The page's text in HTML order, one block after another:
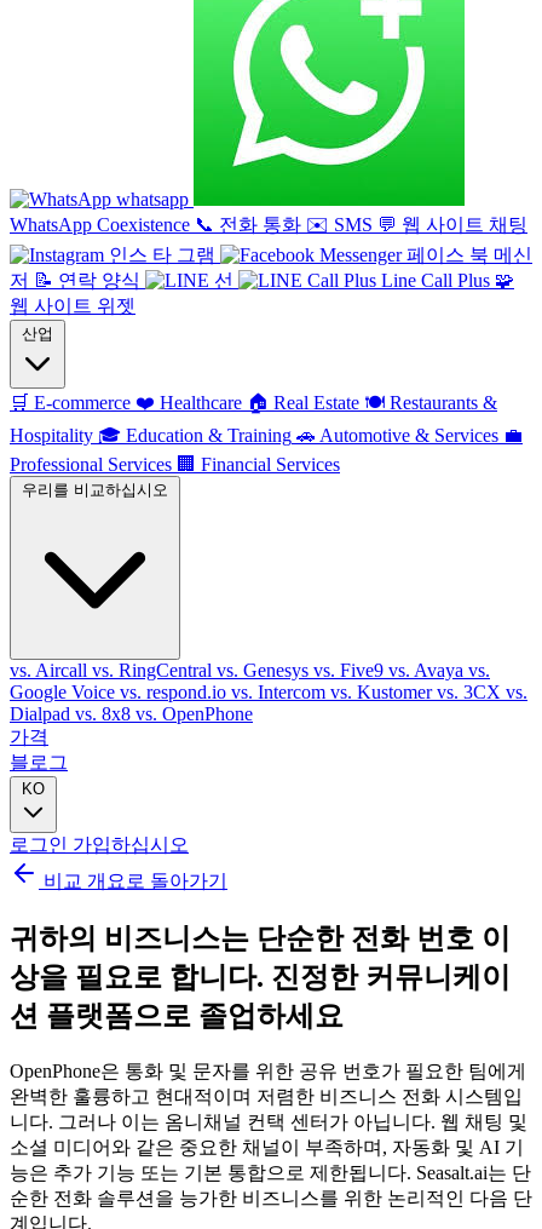
whatsapp
WhatsApp Coexistence 📞 전화 통화 ✉️ SMS 💬 웹 사이트 채팅
인스 타 그램
페이스 북 메신
저 📝 연락 양식 선 Line Call Plus 🧩
웹 사이트 위젯
산업
🛒 E-commerce ❤️ Healthcare 🏠 Real Estate 🍽️ Restaurants &
Hospitality 🎓 Education & Training 🚗 Automotive & Services 💼
Professional Services 🏢 Financial Services
우리를 비교하십시오
vs. Aircall vs. RingCentral vs. Genesys vs. Five9 vs. Avaya vs.
Google Voice vs. respond.io vs. Intercom vs. Kustomervs. 3CX vs.
Dialpad vs. 8x8 vs. OpenPhone
가격
블로그
KO
로그인 가입하십시오
비교 개요로 돌아가기
귀하의 비즈니스는 단순한 전화 번호 이
상을 필요로 합니다. 진정한 커뮤니케이
션 플랫폼으로 졸업하세요
OpenPhone은 통화 및 문자를 위한 공유 번호가 필요한 팀에게
완벽한 훌륭하고 현대적이며 저렴한 비즈니스 전화 시스템입
니다. 그러나 이는 옴니채널 컨택 센터가 아닙니다. 웹 채팅 및
소셜 미디어와 같은 중요한 채널이 부족하며, 자동화 및 AI 기
능은 추가 기능 또는 기본 통합으로 제한됩니다. Seasalt.ai는 단
순한 전화 솔루션을 능가한 비즈니스를 위한 논리적인 다음 단
계입니다.